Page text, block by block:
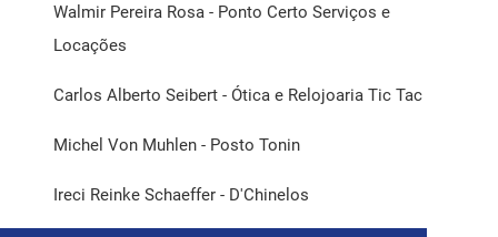
Walmir Pereira Rosa - Ponto Certo Serviços e
Locações
Carlos Alberto Seibert - Ótica e Relojoaria Tic Tac
Michel Von Muhlen - Posto Tonin
Ireci Reinke Schaeffer - D'Chinelos